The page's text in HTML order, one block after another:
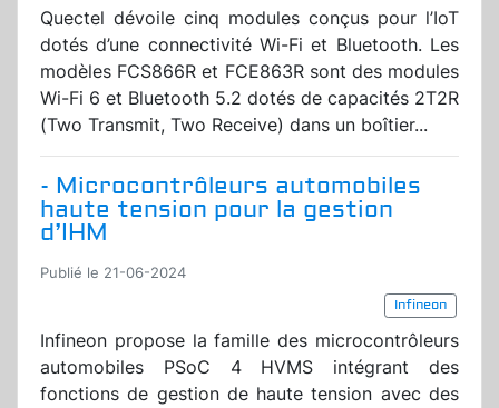
Quectel dévoile cinq modules conçus pour l’IoT
dotés d’une connectivité Wi-Fi et Bluetooth. Les
modèles FCS866R et FCE863R sont des modules
Wi-Fi 6 et Bluetooth 5.2 dotés de capacités 2T2R
(Two Transmit, Two Receive) dans un boîtier...
- Microcontrôleurs automobiles
haute tension pour la gestion
d’IHM
Publié le 21-06-2024
Infineon
Infineon propose la famille des microcontrôleurs
automobiles PSoC 4 HVMS intégrant des
fonctions de gestion de haute tension avec des